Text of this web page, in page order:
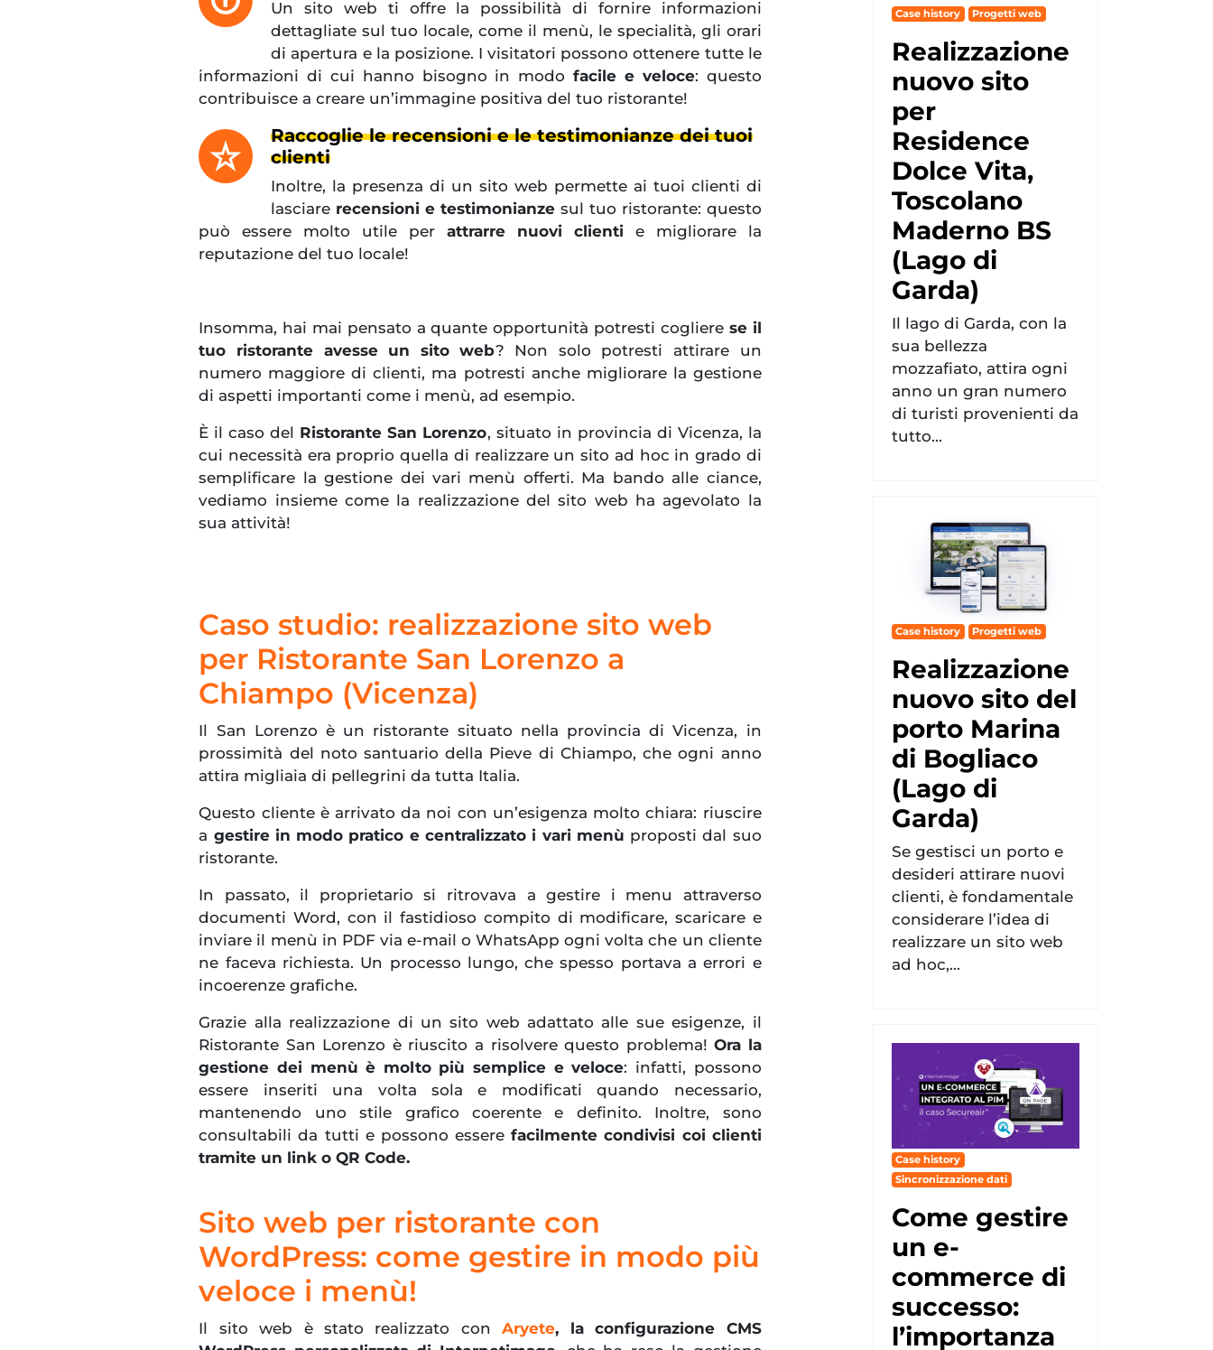
Un sito web ti offre la possibilità di fornire informazioni
dettagliate sul tuo locale, come il menù, le specialità, gli orari
di apertura e la posizione. I visitatori possono ottenere tutte le
informazioni di cui hanno bisogno in modofacile e veloce: questo
contribuisce a creare un’immagine positiva del tuo ristorante!
Raccoglie le recensioni e le testimonianze dei tuoi
clienti
Inoltre, la presenza di un sito web permette ai tuoi clienti di
lasciare recensioni e testimonianze sul tuo ristorante: questo
può essere molto utile per attrarre nuovi clienti e migliorare la
reputazione del tuo locale!
Insomma, hai mai pensato a quante opportunità potresti cogliere se il
tuo ristorante avesse un sito web? Non solo potresti attirare un
numero maggiore di clienti, ma potresti anche migliorare la gestione
di aspetti importanti come i menù, ad esempio.
È il caso del Ristorante San Lorenzo, situato in provincia di Vicenza, la
cui necessità era proprio quella di realizzare un sito ad hoc in grado di
semplificare la gestione dei vari menù offerti. Ma bando alle ciance,
vediamo insieme come la realizzazione del sito web ha agevolato la
sua attività!
Caso studio: realizzazione sito web
per Ristorante San Lorenzo a
Chiampo (Vicenza)
Il San Lorenzo è un ristorante situato nella provincia di Vicenza, in
prossimità del noto santuario della Pieve di Chiampo, che ogni anno
attira migliaia di pellegrini da tutta Italia.
Questo cliente è arrivato da noi con un’esigenza molto chiara: riuscire
a gestire in modo pratico e centralizzato i vari menù proposti dal suo
ristorante.
In passato, il proprietario si ritrovava a gestire i menu attraverso
documenti Word, con il fastidioso compito di modificare, scaricare e
inviare il menù in PDF via e-mail o WhatsApp ogni volta che un cliente
ne faceva richiesta. Un processo lungo, che spesso portava a errori e
incoerenze grafiche.
Grazie alla realizzazione di un sito web adattato alle sue esigenze, il
Ristorante San Lorenzo è riuscito a risolvere questo problema!Ora la
gestione dei menù è molto più semplice e veloce: infatti, possono
essere inseriti una volta sola e modificati quando necessario,
mantenendo uno stile grafico coerente e definito. Inoltre, sono
consultabili da tutti e possono esserefacilmente condivisi coi clienti
tramite un link o QR Code.
Sito web per ristorante con
WordPress: come gestire in modo più
veloce i menù!
Il sito web è stato realizzato conAryete, la configurazione CMS
Case history Progetti web
Realizzazione
nuovo sito
per
Residence
Dolce Vita,
Toscolano
Maderno BS
(Lago di
Garda)
Il lago di Garda, con la
sua bellezza
mozzafiato, attira ogni
anno un gran numero
di turisti provenienti da
tutto...
Case history Progetti web
Realizzazione
nuovo sito del
porto Marina
di Bogliaco
(Lago di
Garda)
Se gestisci un porto e
desideri attirare nuovi
clienti, è fondamentale
considerare l’idea di
realizzare un sito web
ad hoc,...
Case history
Sincronizzazione dati
Come gestire
un e-
commerce di
successo:
l’importanza